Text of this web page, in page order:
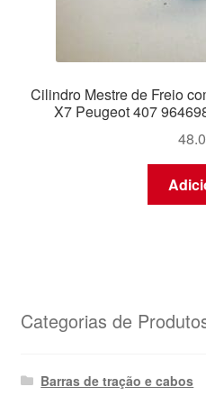
Cilindro Mestre de Freio
X7 Peugeot 407
Categorias de
Barras de tração e cabos